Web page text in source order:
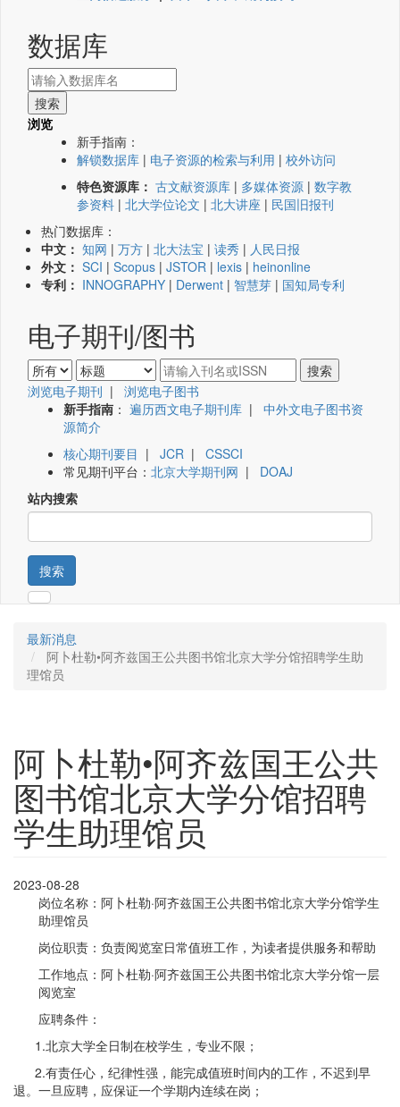
数据库
浏览
新手指南：
解锁数据库 | 电子资源的检索与利用 | 校外访问
特色资源库： 古文献资源库 | 多媒体资源 | 数字教
参资料 | 北大学位论文 | 北大讲座 | 民国旧报刊
热门数据库：
中文： 知网 | 万方 | 北大法宝 | 读秀 | 人民日报
外文： SCI | Scopus | JSTOR | lexis | heinonline
专利： INNOGRAPHY | Derwent | 智慧芽 | 国知局专利
电子期刊/图书
浏览电子期刊 | 浏览电子图书
新手指南 ： 遍历西文电子期刊库 | 中外文电子图书资
源简介
核心期刊要目 | JCR | CSSCI
常见期刊平台： 北京大学期刊网 | DOAJ
站内搜索
搜索
最新消息
阿卜杜勒•阿齐兹国王公共图书馆北京大学分馆招聘学生助
理馆员
阿卜杜勒•阿齐兹国王公共
图书馆北京大学分馆招聘
学生助理馆员
2023-08-28
岗位名称：阿卜杜勒·阿齐兹国王公共图书馆北京大学分馆学生
助理馆员
岗位职责：负责阅览室日常值班工作，为读者提供服务和帮助
工作地点：阿卜杜勒·阿齐兹国王公共图书馆北京大学分馆一层
阅览室
应聘条件：
1.北京大学全日制在校学生，专业不限；
2.有责任心，纪律性强，能完成值班时间内的工作，不迟到早
退。一旦应聘，应保证一个学期内连续在岗；